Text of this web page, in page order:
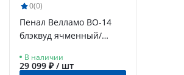
0(0)
Пенал Велламо ВО-14
блэквуд ячменный/
В наличии
29 099 ₽ / шт